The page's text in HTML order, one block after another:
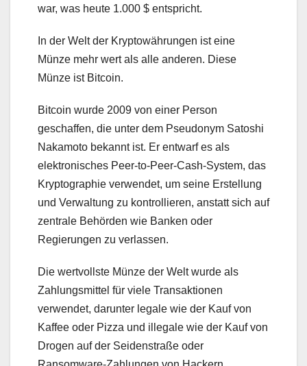
war, was heute 1.000 $ entspricht.
In der Welt der Kryptowährungen ist eine
Münze mehr wert als alle anderen. Diese
Münze ist Bitcoin.
Bitcoin wurde 2009 von einer Person
geschaffen, die unter dem Pseudonym Satoshi
Nakamoto bekannt ist. Er entwarf es als
elektronisches Peer-to-Peer-Cash-System, das
Kryptographie verwendet, um seine Erstellung
und Verwaltung zu kontrollieren, anstatt sich auf
zentrale Behörden wie Banken oder
Regierungen zu verlassen.
Die wertvollste Münze der Welt wurde als
Zahlungsmittel für viele Transaktionen
verwendet, darunter legale wie der Kauf von
Kaffee oder Pizza und illegale wie der Kauf von
Drogen auf der Seidenstraße oder